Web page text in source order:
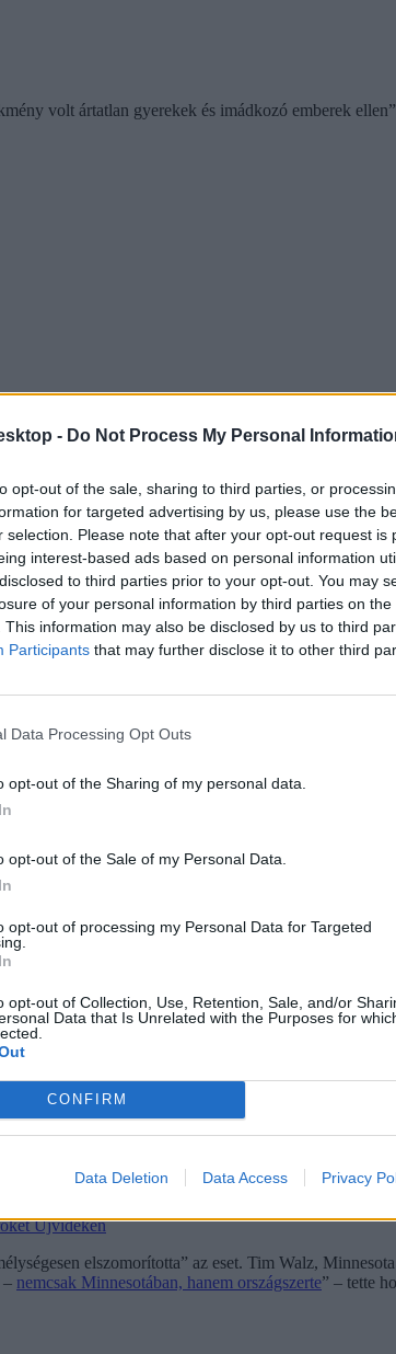
- Do Not Process My Personal
opt-out of the sale, sharing to third parties, or
for targeted advertising by us, please use the
selection. Please note that after your opt-out request is
interest-based ads based on personal information
to third parties prior to your opt-out. You may
of your personal information by third parties on the
This information may also be disclosed by us to third
Participants that may further disclose it to other third
Data Processing Opt Outs
opt-out of the Sharing of my personal data.
opt-out of the Sale of my Personal Data.
opt-out of processing my Personal Data for Targeted
opt-out of Collection, Use, Retention, Sale, and/or
Data that Is Unrelated with the Purposes for
CONFIRM
Data Deletion Data Access Privacy
volt ártatlan gyerekek és imádkozó emberek
elmondta, hogy barátja mentette meg az
lőtték, kórházba vitték… Nagyon féltem érte, de úgy
tanítanak benne. A támadó édesanyja, Mary
idejére időzítve akart közzétenni.
Újvidéken
elszomorította” az eset. Tim Walz,
– nemcsak Minnesotában, hanem országszerte” – tette